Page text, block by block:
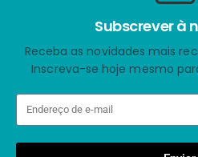
Subscrever à
Receba as novidades mais
Inscreva-se hoje mesmo